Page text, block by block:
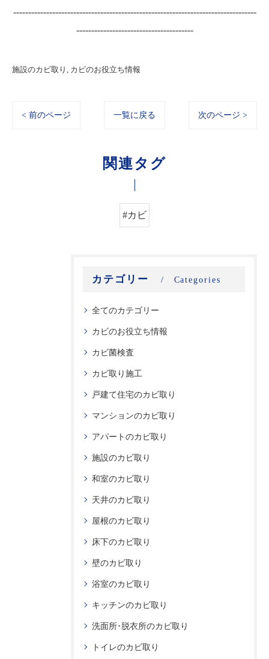
---------------------------------------------------------------------------------
---------------------------------------
施設のカビ取り カビのお役立ち情報
< 前のページ 一覧に戻る 次のページ >
関連タグ
#カビ
カテゴリー Categories
全てのカテゴリー
カビのお役立ち情報
カビ菌検査
カビ取り施工
戸建て住宅のカビ取り
マンションのカビ取り
アパートのカビ取り
施設のカビ取り
和室のカビ取り
天井のカビ取り
屋根のカビ取り
床下のカビ取り
壁のカビ取り
浴室のカビ取り
キッチンのカビ取り
洗面所･脱衣所のカビ取り
トイレのカビ取り